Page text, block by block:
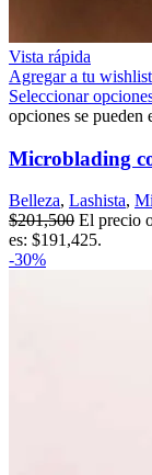
Vista rápida
Agregar a tu wishlist
Seleccionar
opciones se pueden
Microblading
Belleza, Lashista,
$201,500 El precio
es: $191,425.
-30%